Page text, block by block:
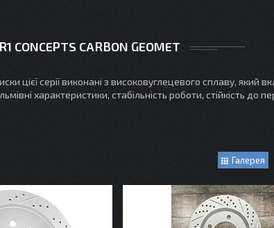
CARBON GEOMET
цієї серії виконані з високовуглецевого сплаву, який
характеристики, стабільність роботи, стійкість до
Галерея